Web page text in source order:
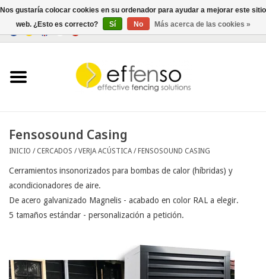
Solar
Fensosound Casing
INICIO / CERCADOS /VERJA ACÚSTICA /FENSOSOUND CASING
Cerramientos insonorizados para bombas de calor (híbridas) y
acondicionadores de aire.
De acero galvanizado Magnelis - acabado en color RAL a elegir.
5 tamaños estándar - personalización a petición.
Nos gustaría colocar cookies en su ordenador para ayudar a mejorar este sitio
web. ¿Esto es correcto?
Sí No Más acerca de las cookies »